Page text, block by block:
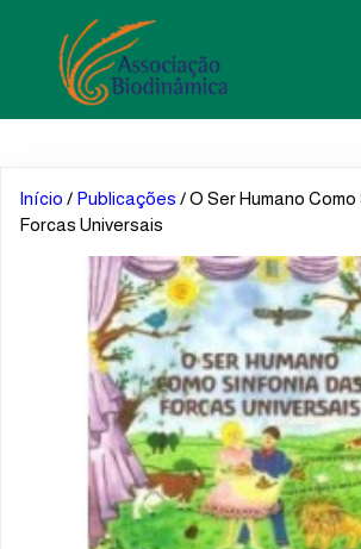
Início / Publicações / O Ser Humano
Forcas Universais